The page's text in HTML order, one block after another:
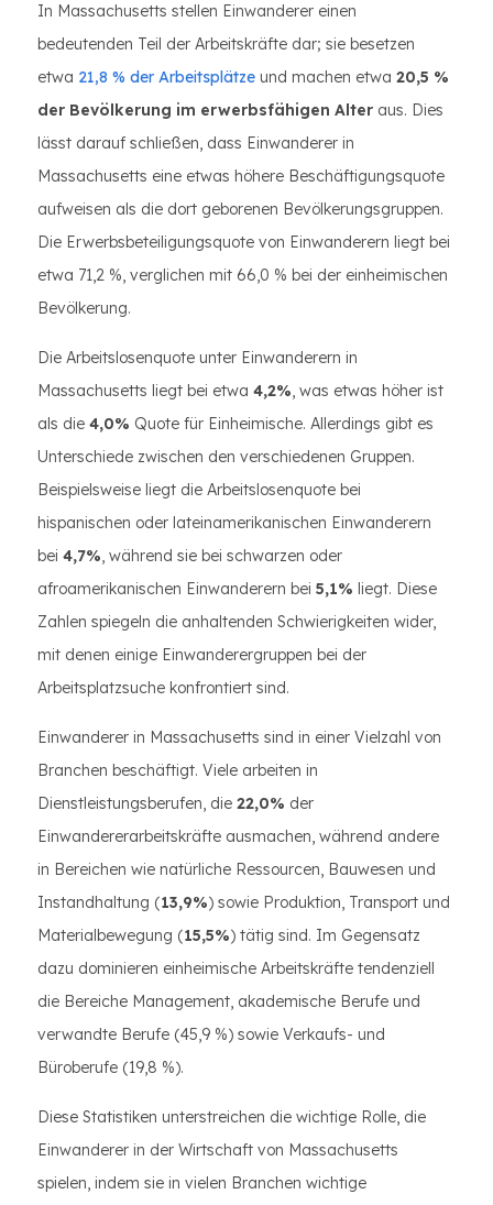
In Massachusetts stellen Einwanderer einen
bedeutenden Teil der Arbeitskräfte dar; sie besetzen
etwa 21,8 % der Arbeitsplätze und machen etwa 20,5 %
der Bevölkerung im erwerbsfähigen Alter aus. Dies
lässt darauf schließen, dass Einwanderer in
Massachusetts eine etwas höhere Beschäftigungsquote
aufweisen als die dort geborenen Bevölkerungsgruppen.
Die Erwerbsbeteiligungsquote von Einwanderern liegt bei
etwa 71,2 %, verglichen mit 66,0 % bei der einheimischen
Bevölkerung.
Die Arbeitslosenquote unter Einwanderern in
Massachusetts liegt bei etwa 4,2%, was etwas höher ist
als die 4,0% Quote für Einheimische. Allerdings gibt es
Unterschiede zwischen den verschiedenen Gruppen.
Beispielsweise liegt die Arbeitslosenquote bei
hispanischen oder lateinamerikanischen Einwanderern
bei 4,7%, während sie bei schwarzen oder
afroamerikanischen Einwanderern bei 5,1% liegt. Diese
Zahlen spiegeln die anhaltenden Schwierigkeiten wider,
mit denen einige Einwanderergruppen bei der
Arbeitsplatzsuche konfrontiert sind.
Einwanderer in Massachusetts sind in einer Vielzahl von
Branchen beschäftigt. Viele arbeiten in
Dienstleistungsberufen, die 22,0% der
Einwandererarbeitskräfte ausmachen, während andere
in Bereichen wie natürliche Ressourcen, Bauwesen und
Instandhaltung (13,9%) sowie Produktion, Transport und
Materialbewegung (15,5%) tätig sind. Im Gegensatz
dazu dominieren einheimische Arbeitskräfte tendenziell
die Bereiche Management, akademische Berufe und
verwandte Berufe (45,9 %) sowie Verkaufs- und
Büroberufe (19,8 %).
Diese Statistiken unterstreichen die wichtige Rolle, die
Einwanderer in der Wirtschaft von Massachusetts
spielen, indem sie in vielen Branchen wichtige